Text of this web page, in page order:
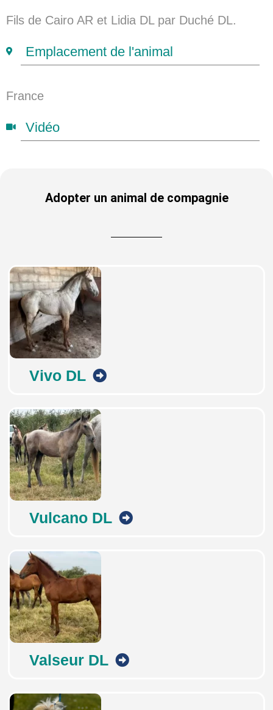
Fils de Cairo AR et Lidia DL par Duché DL.
Emplacement de l'animal
France
Vidéo
Adopter un animal de compagnie
Vivo DL
Vulcano DL
Valseur DL